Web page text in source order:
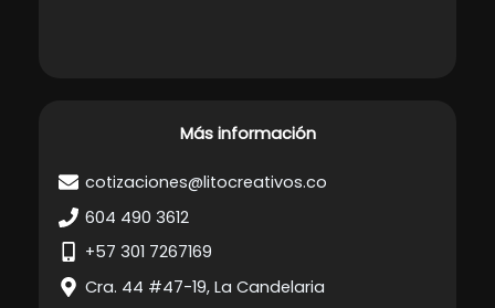
Más información
cotizaciones@litocreativos.co
604 490 3612
+57 301 7267169
Cra. 44 #47-19, La Candelaria